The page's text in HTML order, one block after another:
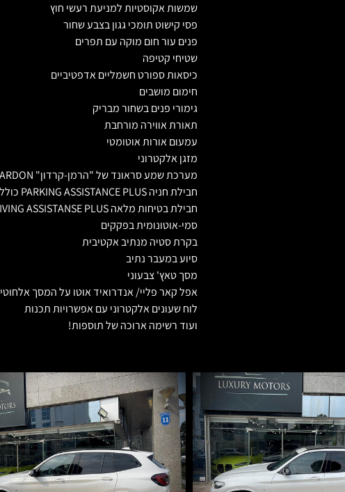
שמשות אקוסטיות למניעת רעשי חוץ
פסי קישוט תומכי גגון בצבע שחור
פנים עור חום מוקה עם תפרים
שטיחי קטיפה
כיסאות ספורט חשמליים אדפטיביים
חימום מושבים
גימורי פנים בשחור מבריק
תאורת אווירה מורחבת
עמעום אורות אוטומטי
מזגן אלקטרוני
מערכת שמע סראונד של "הרמן-קרדון" HARMAN KARDON
חבילת חניה PARKING ASSISTANCE PLUS כולל מצלמות הקפיות 360 מעלות
סמי-אוטונומית בפקקים
בקרת סטיה מנתיב אקטיבית
סיוע במעבר נתיב
מסך טאץ' צבעוני
אפל קאר פליי/ אנדרואיד אוטו על המסך אלחוטי
לוח שעונים אלקטרוני עם אפשרויות תכנות
ועוד רשימה ארוכה של תוספות!